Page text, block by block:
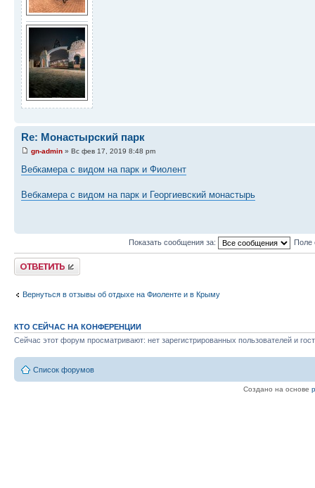
Re: Монастырский парк
gn-admin » Вс фев 17, 2019 8:48 pm
Вебкамера с видом на парк и Фиолент
Вебкамера с видом на парк и Георгиевский монастырь
Показать сообщения за: Поле
Ответить
Вернуться в отзывы об отдыхе на Фиоленте и в Крыму
КТО СЕЙЧАС НА КОНФЕРЕНЦИИ
Сейчас этот форум просматривают: нет зарегистрированных пользователей и
Список форумов
Создано на основе